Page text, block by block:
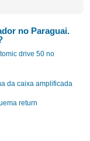
no Paraguai.
drive 50 no
da caixa amplificada
return